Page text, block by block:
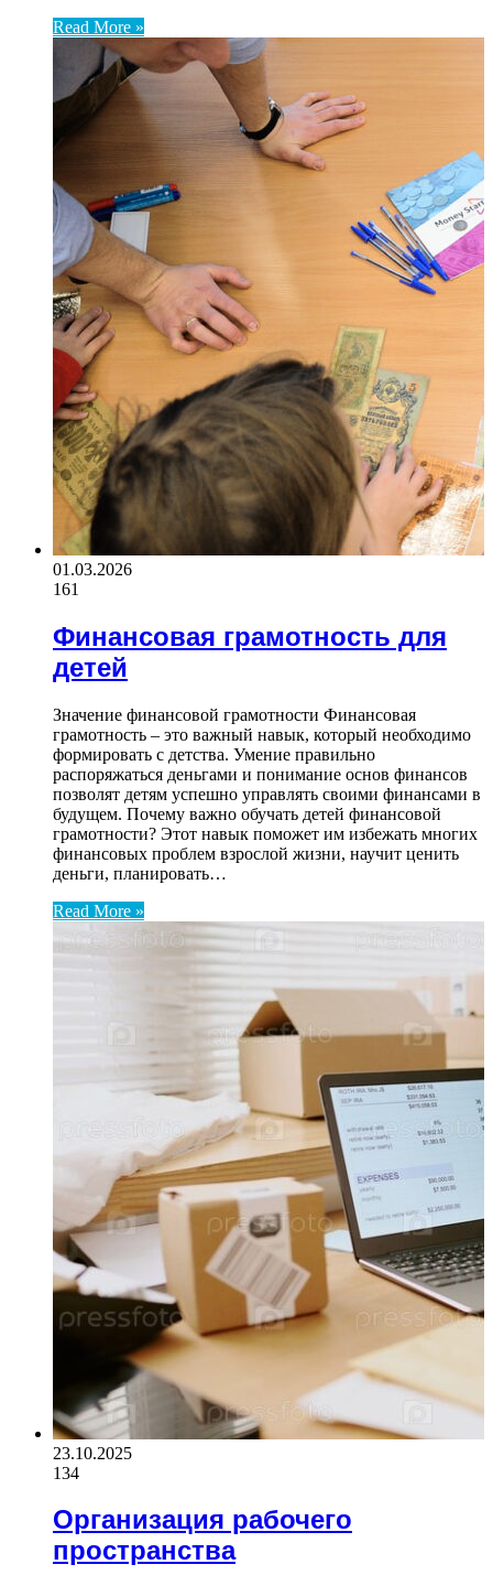
Read More »
01.03.2026
161
Финансовая грамотность для
детей
Значение финансовой грамотности Финансовая
грамотность – это важный навык, который необходимо
формировать с детства. Умение правильно
распоряжаться деньгами и понимание основ финансов
позволят детям успешно управлять своими финансами в
будущем. Почему важно обучать детей финансовой
грамотности? Этот навык поможет им избежать многих
финансовых проблем взрослой жизни, научит ценить
деньги, планировать…
Read More »
23.10.2025
134
Организация рабочего
пространства